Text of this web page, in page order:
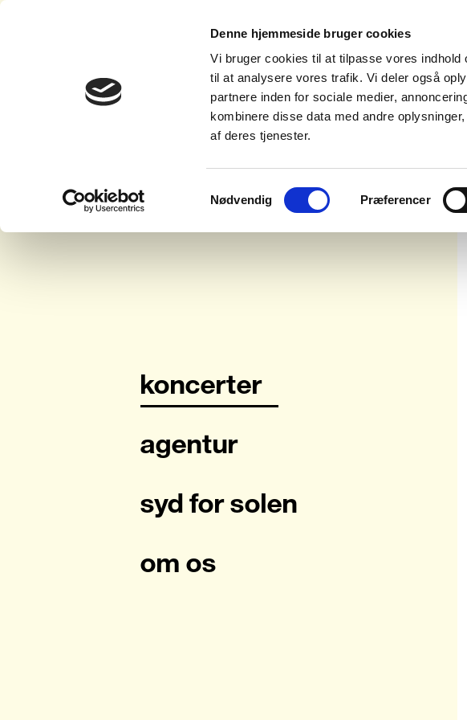
Denne hjemmeside bruger cookies
Vi bruger cookies til at tilpasse vores
til at analysere vores trafik. Vi deler også
partnere inden for sociale medier,
kombinere disse data med andre
af deres tjenester.
Nødvendig Præferencer
koncerter
agentur
syd for solen
om os